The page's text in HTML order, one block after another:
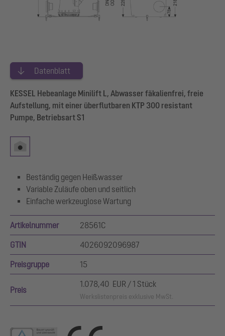
Datenblatt
KESSEL Hebeanlage Minilift L, Abwasser fäkalienfrei, freie
Aufstellung, mit einer überflutbaren KTP 300 resistant
Pumpe, Betriebsart S1
Beständig gegen Heißwasser
Variable Zuläufe oben und seitlich
Einfache werkzeuglose Wartung
Artikelnummer 28561C
GTIN 4026092096987
Preisgruppe 15
Preis
1.078,40 EUR / 1 Stück
Werkslistenpreis exklusive MwSt.